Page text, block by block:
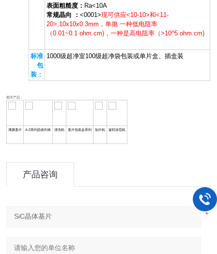
表面粗糙度： Ra<10A
常规晶向 ： <0001>现可供应<10-10>和<11-
20>,10x10x0.3mm，单抛 一种低电阻率
（0.01~0.1 ohm.cm)，一种是高电阻率（>10^5 ohm.cm)
标准
包
装：
1000级超净室100级超净袋包装或单片盒、插盒装
相关产品：
薄膜基片 A-Z系列晶体列表 清洗机 基片包装盒系列 划片机 旋转涂层机
产品咨询